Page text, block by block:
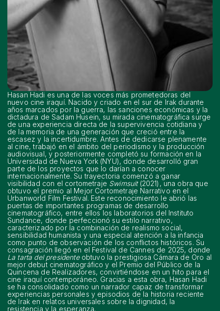
Hasan Hadi es una de las voces más prometedoras del
nuevo cine iraquí. Nacido y criado en el sur de Irak durante
años marcados por la guerra, las sanciones económicas y la
dictadura de Sadam Husein, su mirada cinematográfica surge
de una experiencia directa de la supervivencia cotidiana y
de la memoria de una generación que creció entre la
escasez y la incertidumbre. Antes de dedicarse plenamente
al cine, trabajó en el ámbito del periodismo y la producción
audiovisual, y posteriormente completó su formación en la
Universidad de Nueva York (NYU), donde desarrolló gran
parte de los proyectos que lo darían a conocer
internacionalmente. Su trayectoria comenzó a ganar
visibilidad con el cortometraje Swimsuit(2021), una obra que
obtuvo el premio al Mejor Cortometraje Narrativo en el
Urbanworld Film Festival. Este reconocimiento le abrió las
puertas de importantes programas de desarrollo
cinematográfico, entre ellos los laboratorios del Instituto
Sundance, donde perfeccionó su estilo narrativo,
caracterizado por la combinación de realismo social,
sensibilidad humanista y una especial atención a la infancia
como punto de observación de los conflictos históricos. Su
consagración llegó en el Festival de Cannes de 2025, donde
La tarta del presidenteobtuvo la prestigiosa Cámara de Oro al
mejor debut cinematográfico y el Premio del Público de la
Quincena de Realizadores, convirtiéndose en un hito para el
cine iraquí contemporáneo. Gracias a esta obra, Hasan Hadi
se ha consolidado como un narrador capaz de transformar
experiencias personales y episodios de la historia reciente
de Irak en relatos universales sobre la dignidad, la
resistencia y la esperanza.